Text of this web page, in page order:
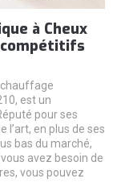
à Cheux
compétitifs
chauffage
est un
pour ses
l’art, en plus de ses
bas du marché,
avez besoin de
vous pouvez